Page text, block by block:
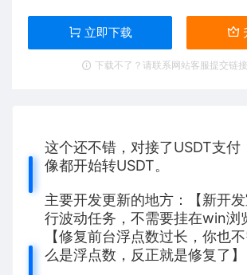
立即下载
下载不了？请联系网站客服提交链接
这个还不错，对接了USDT支付
像都开始转USDT。
主要开发更新的地方：【新开
行波动任务，不需要挂在win浏
【修复前台浮点数过长，你也
么是浮点数，反正就是修复了】